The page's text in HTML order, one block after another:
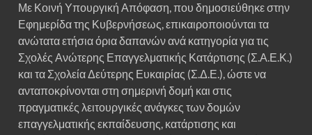
Με Κοινή Υπουργική Απόφαση, που δημοσιεύθηκε στην
Εφημερίδα της Κυβερνήσεως, επικαιροποιούνται τα
ανώτατα ετήσια όρια δαπανών ανά κατηγορία για τις
Σχολές Ανώτερης Επαγγελματικής Κατάρτισης (Σ.Α.Ε.Κ.)
και τα Σχολεία Δεύτερης Ευκαιρίας (Σ.Δ.Ε.), ώστε να
ανταποκρίνονται στη σημερινή δομή και στις
πραγματικές λειτουργικές ανάγκες των δομών
επαγγελματικής εκπαίδευσης, κατάρτισης και